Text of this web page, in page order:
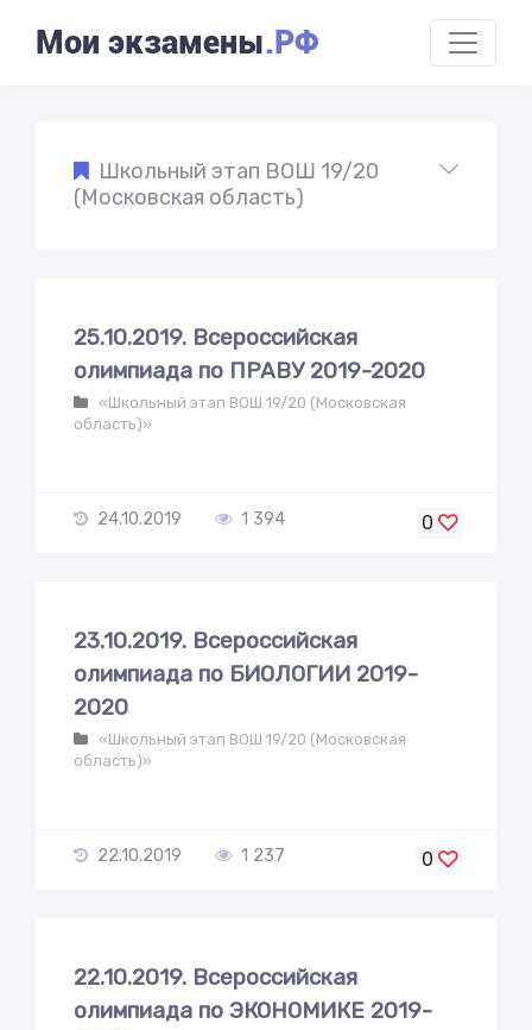
Мои экзамены.РФ
Школьный этап ВОШ 19/20
(Московская область)
25.10.2019. Всероссийская
олимпиада по ПРАВУ 2019-2020
«Школьный этап ВОШ 19/20 (Московская
область)»
24.10.2019 1 394 0
23.10.2019. Всероссийская
олимпиада по БИОЛОГИИ 2019-
2020
«Школьный этап ВОШ 19/20 (Московская
область)»
22.10.2019 1 237 0
22.10.2019. Всероссийская
олимпиада по ЭКОНОМИКЕ 2019-